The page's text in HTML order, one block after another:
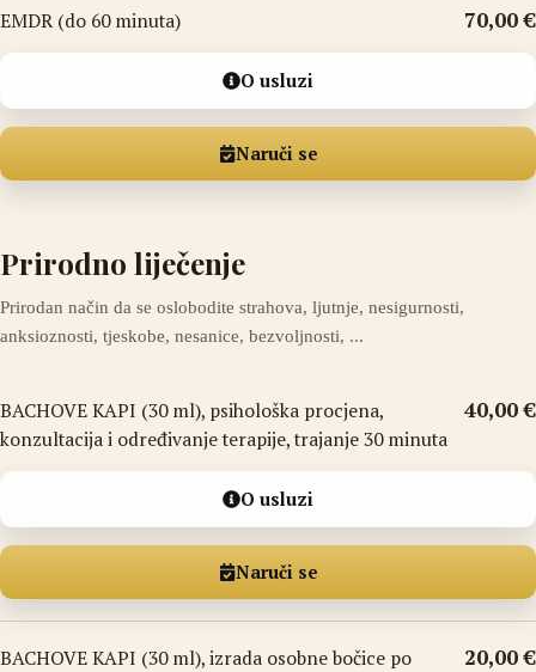
EMDR (do 60 minuta) 70,00 €
O usluzi
Naruči se
Prirodno liječenje
Prirodan način da se oslobodite strahova, ljutnje, nesigurnosti,
anksioznosti, tjeskobe, nesanice, bezvoljnosti, ...
BACHOVE KAPI (30 ml), psihološka procjena,
konzultacija i određivanje terapije, trajanje 30 minuta
40,00 €
O usluzi
Naruči se
BACHOVE KAPI (30 ml), izrada osobne bočice po
20,00 €